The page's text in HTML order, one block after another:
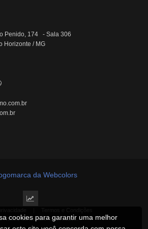
Penido, 174 - Sala 306
Horizonte / MG
Todos os direitos reservados.
cookies para garantir uma melhor